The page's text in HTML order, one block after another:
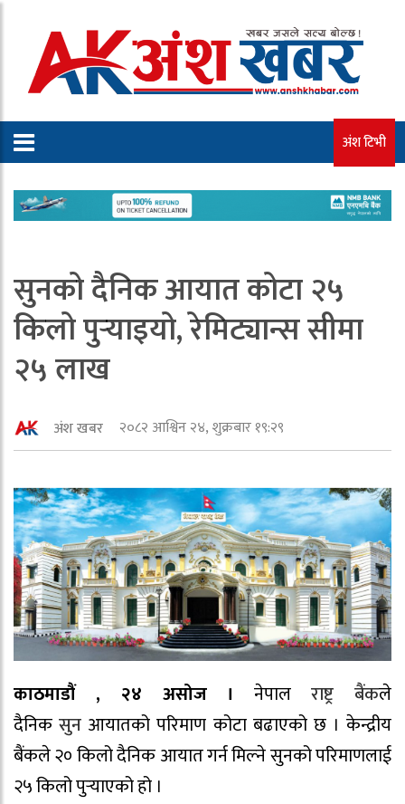
अंश टिभी
सुनको दैनिक आयात कोटा २५
किलो पुर्‍याइयो, रेमिट्यान्स सीमा
२५ लाख
अंश खबर २०८२ आश्विन २४, शुक्रबार १९:२९
काठमाडौं , २४ असोज । नेपालराष्ट्र बैंकले
दैनिकसुन आयातको परिमाण कोटा बढाएको छ । केन्द्रीय
बैंकले २० किलो दैनिक आयात गर्न मिल्ने सुनको परिमाणलाई
२५ किलो पुर्‍याएको हो ।